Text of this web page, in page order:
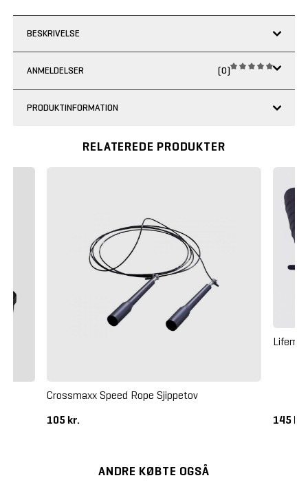
BESKRIVELSE
ANMELDELSER (0)
PRODUKTINFORMATION
RELATEREDE PRODUKTER
Crossmaxx Speed Rope Sjippetov
105 kr.
145 kr.
ANDRE KØBTE OGSÅ